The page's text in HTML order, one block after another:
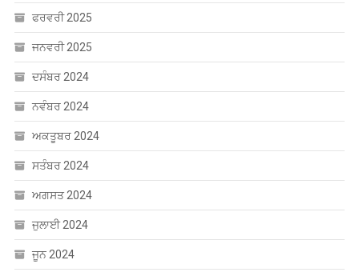
ਫਰਵਰੀ 2025
ਜਨਵਰੀ 2025
ਦਸੰਬਰ 2024
ਨਵੰਬਰ 2024
ਅਕਤੂਬਰ 2024
ਸਤੰਬਰ 2024
ਅਗਸਤ 2024
ਜੁਲਾਈ 2024
ਜੂਨ 2024